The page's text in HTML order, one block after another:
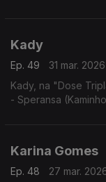
Kady
Ep. 49
31 mar. 2026
Kady, na "Dose
- Speransa
Karina Gomes
Ep. 48
27 mar.